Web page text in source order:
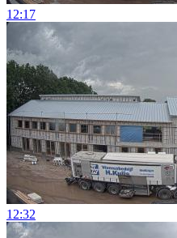
12:17
12:32